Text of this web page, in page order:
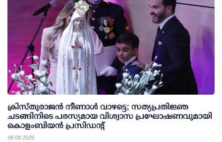
ക്രിസ്തുരാജൻ നീണാൾ വാഴട്ടെ; സത്യപ്രതിജ്ഞ
ചടങ്ങിനിടെ പരസ്യമായ വിശ്വാസ പ്രഘോഷണവുമായി
കൊളംബിയൻ പ്രസിഡന്റ്
08 08 2026